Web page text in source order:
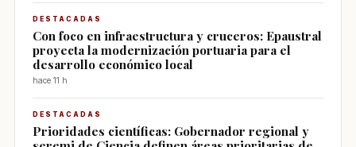
DESTACADAS
Con foco en infraestructura y cruceros: Epaustral
proyecta la modernización portuaria para el
desarrollo económico local
hace 11 h
DESTACADAS
Prioridades científicas: Gobernador regional y